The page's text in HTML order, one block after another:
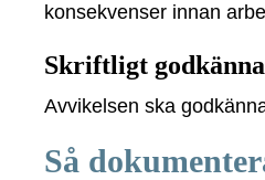
konsekvenser innan
Skriftligt
Avvikelsen ska
Så